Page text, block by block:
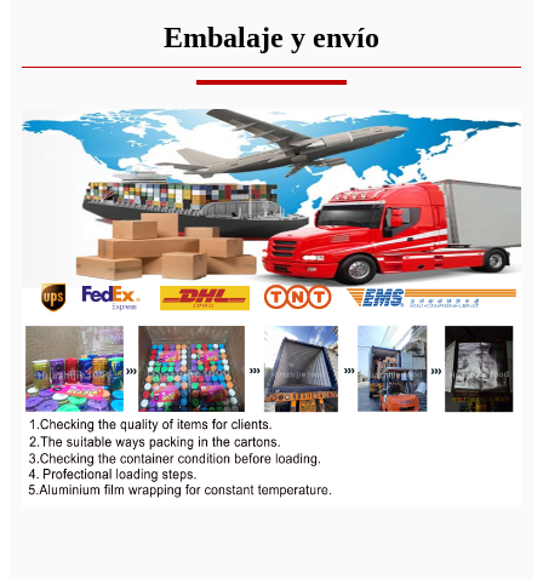
Embalaje y envío